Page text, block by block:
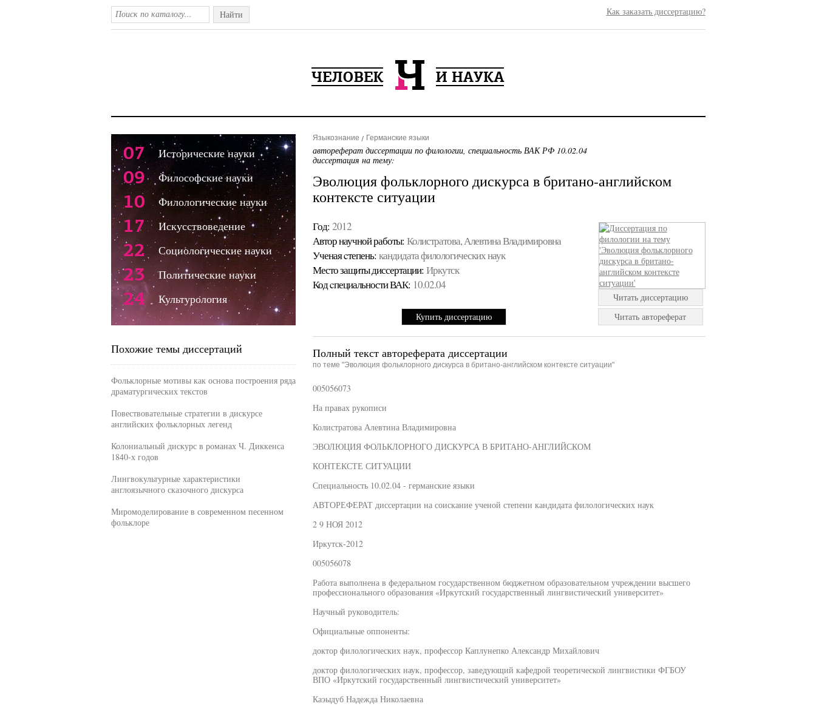
Найти Как заказать диссертацию?
Языкознание Германские языки
автореферат диссертации по филологии, специальность ВАК РФ 10.02.04
диссертация на тему:
Эволюция фольклорного дискурса в британо-английском
контексте ситуации
Год: 2012
Автор научной работы: Колистратова, Алевтина Владимировна
Ученая cтепень: кандидата филологических наук
Место защиты диссертации: Иркутск
Код cпециальности ВАК: 10.02.04
Купить диссертацию
Читать диссертацию
Читать автореферат
Полный текст автореферата диссертации
по теме "Эволюция фольклорного дискурса в британо-английском контексте ситуации"
005056073
На правах рукописи
Колистратова Алевтина Владимировна
ЭВОЛЮЦИЯ ФОЛЬКЛОРНОГО ДИСКУРСА В БРИТАНО-АНГЛИЙСКОМ
КОНТЕКСТЕ СИТУАЦИИ
Специальность 10.02.04 - германские языки
АВТОРЕФЕРАТ диссертации на соискание ученой степени кандидата филологических наук
2 9 НОЯ 2012
Иркутск-2012
005056078
Работа выполнена в федеральном государственном бюджетном образовательном учреждении высшего
профессионального образования «Иркутский государственный лингвистический университет»
Научный руководитель:
Официальные оппоненты:
доктор филологических наук, профессор Каплунепко Александр Михайлович
доктор филологических наук, профессор, заведующий кафедрой теоретической лингвистики ФГБОУ
ВПО «Иркутский государственный лингвистический университет»
Каэыдуб Надежда Николаевна
07 Исторические науки
09 Философские науки
10 Филологические науки
17 Искусствоведение
22 Социологические науки
23 Политические науки
24 Культурология
Похожие темы диссертаций
Фольклорные мотивы как основа построения ряда
драматургических текстов
Повествовательные стратегии в дискурсе
английских фольклорных легенд
Колониальный дискурс в романах Ч. Диккенса
1840-х годов
Лингвокультурные характеристики
англоязычного сказочного дискурса
Миромоделирование в современном песенном
фольклоре